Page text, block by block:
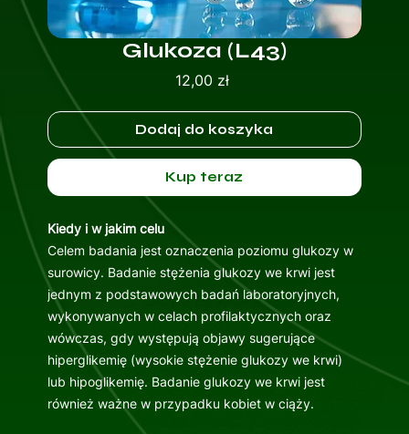
Glukoza (L43)
12,00 złCena
Dodaj do koszyka
Kup teraz
Kiedy i w jakim celu
Celem badania jest oznaczenia poziomu glukozy w
surowicy. Badanie stężenia glukozy we krwi jest
jednym z podstawowych badań laboratoryjnych,
wykonywanych w celach profilaktycznych oraz
wówczas, gdy występują objawy sugerujące
hiperglikemię (wysokie stężenie glukozy we krwi)
lub hipoglikemię. Badanie glukozy we krwi jest
również ważne w przypadku kobiet w ciąży.